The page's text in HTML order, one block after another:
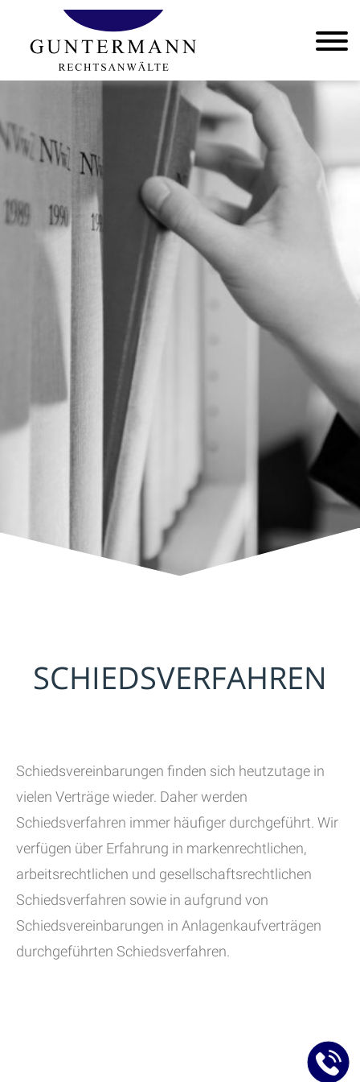
SCHIEDSVERFAHREN
Schiedsvereinbarungen finden sich heutzutage in
vielen Verträge wieder. Daher werden
Schiedsverfahren immer häufiger durchgeführt. Wir
verfügen über Erfahrung in markenrechtlichen,
arbeitsrechtlichen und gesellschaftsrechtlichen
Schiedsverfahren sowie in aufgrund von
Schiedsvereinbarungen in Anlagenkaufverträgen
durchgeführten Schiedsverfahren.